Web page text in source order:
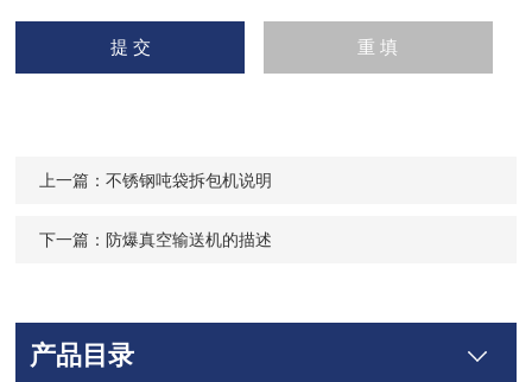
上一篇：不锈钢吨袋拆包机说明
下一篇： 防爆真空输送机的描述
产品目录